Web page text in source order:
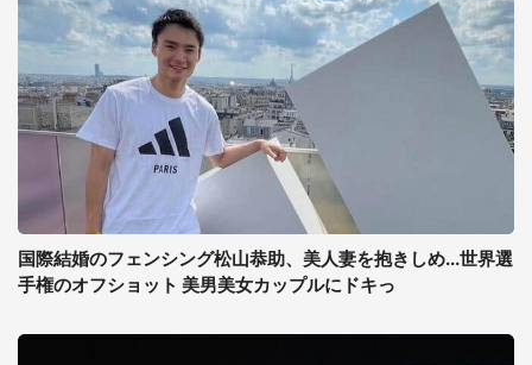
国際結婚のフェンシング松山恭助、美人妻を抱きしめ...世界選
手権のオフショット 美男美女カップルにドキっ